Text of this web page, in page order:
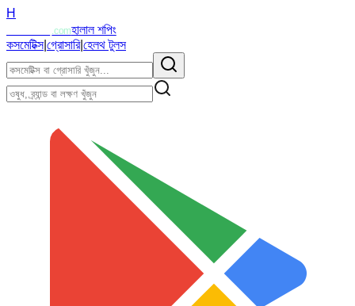
H
.comহালাল শপিং
কসমেটিক্স|গ্রোসারি|হেলথ টুলস